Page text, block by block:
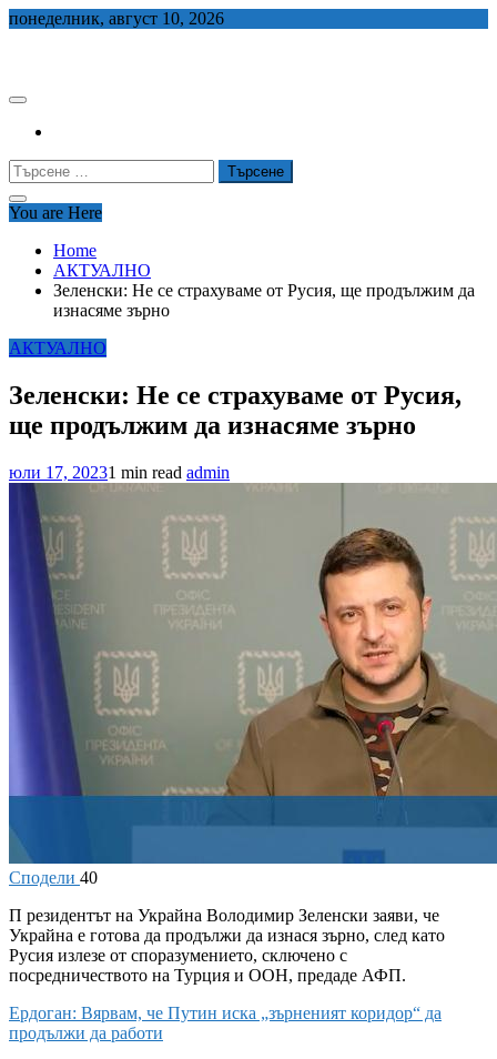
Skip
понеделник, август 10, 2026
Търсене
за:
You are Here
Home
АКТУАЛНО
Зеленски: Не се страхуваме от Русия, ще продължим да
изнасяме зърно
АКТУАЛНО
Зеленски: Не се страхуваме от Русия,
ще продължим да изнасяме зърно
юли 17, 20231 min read admin
Сподели 40
П резидентът на Украйна Володимир Зеленски заяви, че
Украйна е готова да продължи да изнася зърно, след като
Русия излезе от споразумението, сключено с
посредничеството на Турция и ООН, предаде АФП.
Ердоган: Вярвам, че Путин иска „зърненият коридор“ да
продължи да работи